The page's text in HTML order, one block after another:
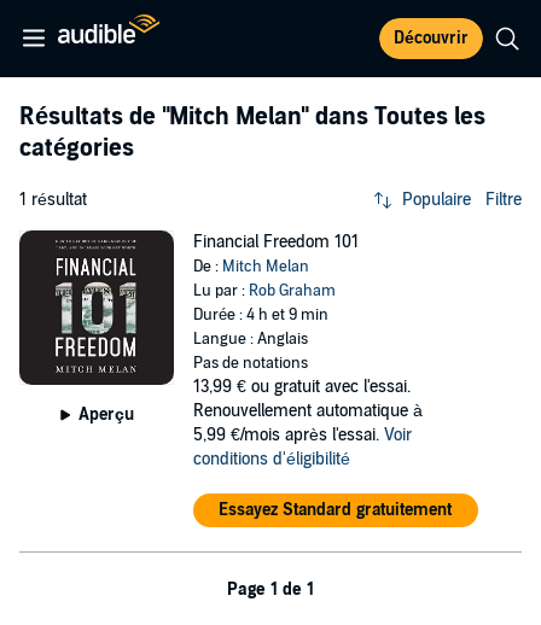
Découvrir
Résultats de "Mitch Melan" dans Toutes les
catégories
1 résultat Populaire Filtre
Aperçu
Financial Freedom 101
De : Mitch Melan
Lu par : Rob Graham
Durée : 4 h et 9 min
Langue : Anglais
Pas de notations
13,99 € ou gratuit avec l'essai.
Renouvellement automatique à
5,99 €/mois après l'essai. Voir
conditions d'éligibilité
Essayez Standard gratuitement
Page 1 de 1